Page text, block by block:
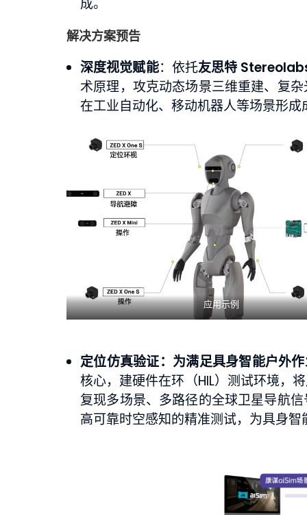
成。
解决方案预告
深度视觉赋能：依托友思特
术原理，攻克动态场景三维重建、复
在工业自动化、移动机器人等场景形成
应用示例
定位仿真验证： 为满足具身智能户外
核心，建硬件在环（HIL）测试环境，
复现多场景、多路径的全球卫星导航
高可靠时空感知的精准测试，为具身
工业AR智能眼镜
了解详情
汽车示波器
了解详情